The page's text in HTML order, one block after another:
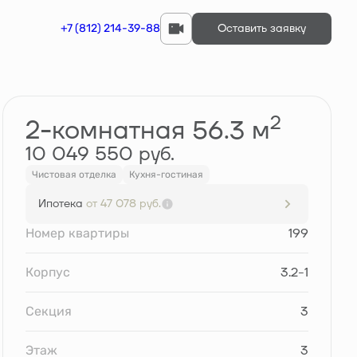
+7 (812) 214-39-88 Оставить заявку
Забронировать
2-комнатная 56.3 м2
10 049 550 руб.
Чистовая отделка Кухня-гостиная
Ипотека от 47 078 руб.
Номер квартиры 199
Корпус 3.2-1
Секция 3
Этаж 3